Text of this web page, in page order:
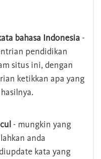
bahasa Indonesia -
pendidikan
situs ini, dengan
ketikkan apa yang
- mungkin yang
anda
kata yang